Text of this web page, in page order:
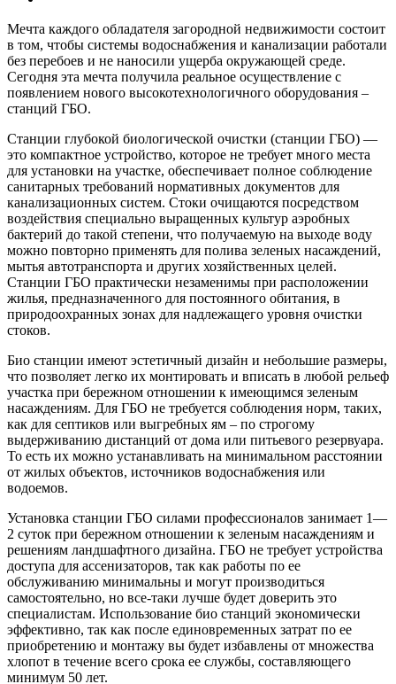
Мечта каждого обладателя загородной недвижимости состоит
в том, чтобы системы водоснабжения и канализации работали
без перебоев и не наносили ущерба окружающей среде.
Сегодня эта мечта получила реальное осуществление с
появлением нового высокотехнологичного оборудования –
станций ГБО.
Станции глубокой биологической очистки (станции ГБО) —
это компактное устройство, которое не требует много места
для установки на участке, обеспечивает полное соблюдение
санитарных требований нормативных документов для
канализационных систем. Стоки очищаются посредством
воздействия специально выращенных культур аэробных
бактерий до такой степени, что получаемую на выходе воду
можно повторно применять для полива зеленых насаждений,
мытья автотранспорта и других хозяйственных целей.
Станции ГБО практически незаменимы при расположении
жилья, предназначенного для постоянного обитания, в
природоохранных зонах для надлежащего уровня очистки
стоков.
Био станции имеют эстетичный дизайн и небольшие размеры,
что позволяет легко их монтировать и вписать в любой рельеф
участка при бережном отношении к имеющимся зеленым
насаждениям. Для ГБО не требуется соблюдения норм, таких,
как для септиков или выгребных ям – по строгому
выдерживанию дистанций от дома или питьевого резервуара.
То есть их можно устанавливать на минимальном расстоянии
от жилых объектов, источников водоснабжения или
водоемов.
Установка станции ГБО силами профессионалов занимает 1—
2 суток при бережном отношении к зеленым насаждениям и
решениям ландшафтного дизайна. ГБО не требует устройства
доступа для ассенизаторов, так как работы по ее
обслуживанию минимальны и могут производиться
самостоятельно, но все-таки лучше будет доверить это
специалистам. Использование био станций экономически
эффективно, так как после единовременных затрат по ее
приобретению и монтажу вы будет избавлены от множества
хлопот в течение всего срока ее службы, составляющего
минимум 50 лет.